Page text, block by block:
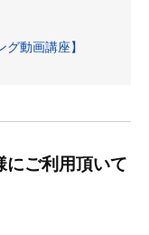
動画講座】
にご利用頂いて